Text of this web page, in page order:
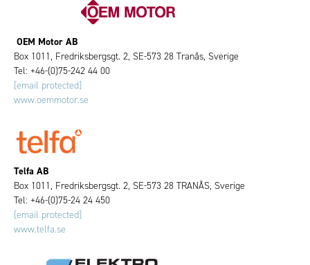
OEM Motor AB
Box 1011, Fredriksbergsgt. 2, SE-573 28 Tranås, Sverige
Tel: +46-(0)75-242 44 00
[email protected]
www.oemmotor.se
Telfa AB
Box 1011, Fredriksbergsgt. 2, SE-573 28 TRANÅS, Sverige
Tel: +46-(0)75-24 24 450
[email protected]
www.telfa.se